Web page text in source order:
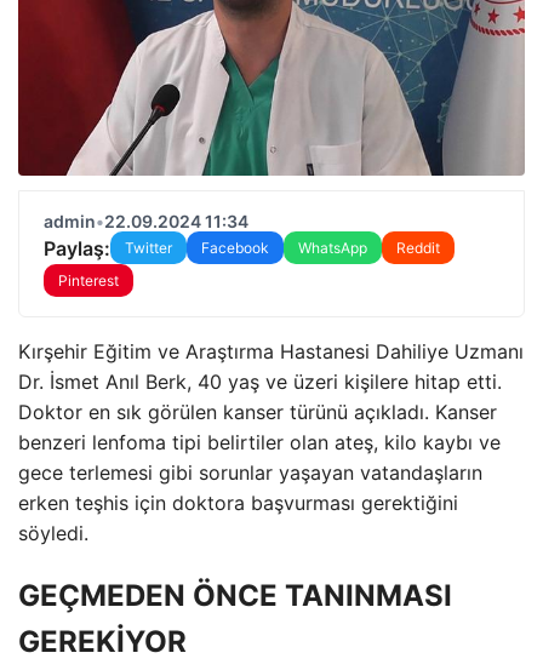
admin•22.09.2024 11:34
Paylaş: Twitter Facebook WhatsApp
Reddit
Pinterest
Kırşehir Eğitim ve Araştırma Hastanesi Dahiliye Uzmanı
Dr. İsmet Anıl Berk, 40 yaş ve üzeri kişilere hitap etti.
Doktor en sık görülen kanser türünü açıkladı. Kanser
benzeri lenfoma tipi belirtiler olan ateş, kilo kaybı ve
gece terlemesi gibi sorunlar yaşayan vatandaşların
erken teşhis için doktora başvurması gerektiğini
söyledi.
GEÇMEDEN ÖNCE TANINMASI
GEREKİYOR